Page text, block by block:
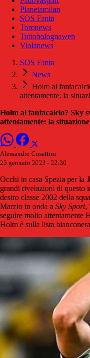
Pianetamilan
SOS Fanta
Toronews
Tuttobolognaweb
Violanews
SOS Fanta
News
Holm al
attentamente: la
Holm al fantacalcio? Sky
attentamente: la
Alessandro Cosattini
25 gennaio 2023 - 22:30
Occhi in casa Spezia per la
grandi rivelazioni di questo
destro classe 2002 della
Marzio in onda a Sky Sport,
seguire molto attentamente
Holm è sulla lista